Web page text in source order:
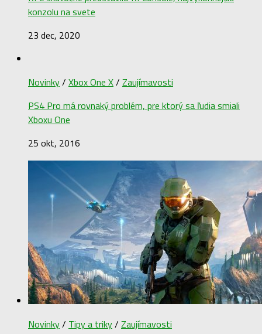
konzolu na svete
23 dec, 2020
Novinky/ Xbox One X/ Zaujímavosti
PS4 Pro má rovnaký problém, pre ktorý sa ľudia smiali
Xboxu One
25 okt, 2016
Novinky/ Tipy a triky/ Zaujímavosti